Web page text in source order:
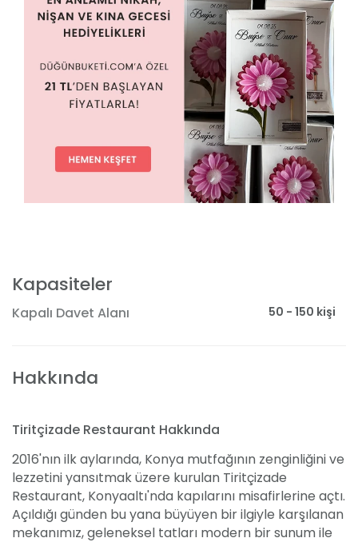
Kapasiteler
Kapalı Davet Alanı 50 - 150 kişi
Hakkında
Tiritçizade Restaurant Hakkında
2016'nın ilk aylarında, Konya mutfağının zenginliğini ve
lezzetini yansıtmak üzere kurulan Tiritçizade
Restaurant, Konyaaltı'nda kapılarını misafirlerine açtı.
Açıldığı günden bu yana büyüyen bir ilgiyle karşılanan
mekanımız, geleneksel tatları modern bir sunum ile